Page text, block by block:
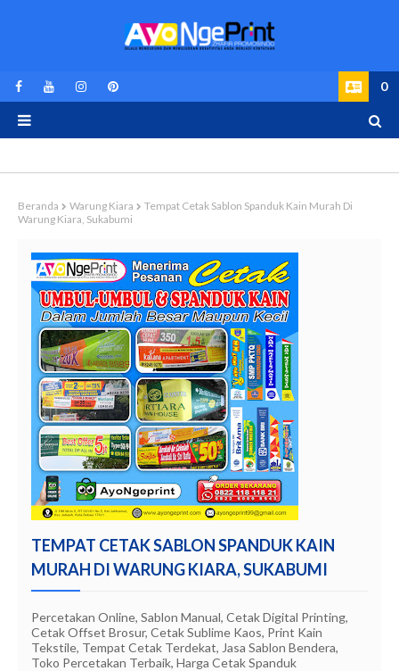
0
Beranda Warung Kiara
Tempat Cetak Sablon Spanduk Kain Murah Di
Warung Kiara, Sukabumi
TEMPAT CETAK SABLON SPANDUK KAIN
MURAH DI WARUNG KIARA, SUKABUMI
Percetakan Online, Sablon Manual, Cetak Digital Printing,
Cetak Offset Brosur, Cetak Sublime Kaos, Print Kain
Tekstile, Tempat Cetak Terdekat, Jasa Sablon Bendera,
Toko Percetakan Terbaik, Harga Cetak Spanduk